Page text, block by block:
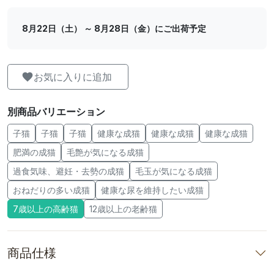
8月22日（土） ～ 8月28日（金）にご出荷予定
お気に入りに追加
別商品バリエーション
子猫 子猫 子猫 健康な成猫 健康な成猫
健康な成猫
肥満の成猫
毛艶が気になる成猫
過食気味、避妊・去勢の成猫
毛玉が気になる成猫
おねだりの多い成猫
健康な尿を維持したい成猫
7歳以上の高齢猫
12歳以上の老齢猫
商品仕様